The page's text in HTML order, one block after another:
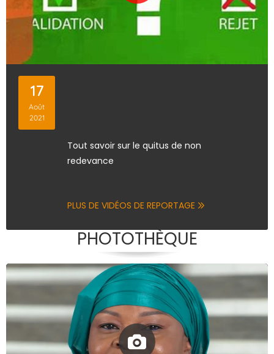
Tout savoir sur le quitus de non
redevance
17
Août
2021
PLUS DE VIDÉOS DE REPORTAGE
PHOTOTHÈQUE